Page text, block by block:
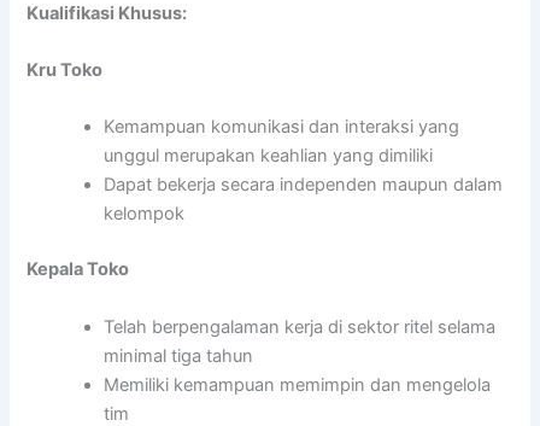
Kualifikasi Khusus:
Kru Toko
Kemampuan komunikasi dan interaksi yang
unggul merupakan keahlian yang dimiliki
Dapat bekerja secara independen maupun dalam
kelompok
Kepala Toko
Telah berpengalaman kerja di sektor ritel selama
minimal tiga tahun
Memiliki kemampuan memimpin dan mengelola
tim